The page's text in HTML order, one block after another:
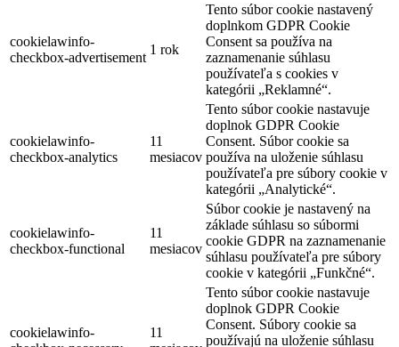
cookielawinfo-
checkbox-advertisement
1 rok
Tento súbor cookie nastavený
doplnkom GDPR Cookie
Consent sa používa na
zaznamenanie súhlasu
používateľa s cookies v
kategórii „Reklamné“.
cookielawinfo-
checkbox-analytics
11
mesiacov
Tento súbor cookie nastavuje
doplnok GDPR Cookie
Consent. Súbor cookie sa
používa na uloženie súhlasu
používateľa pre súbory cookie v
kategórii „Analytické“.
cookielawinfo-
checkbox-functional
11
mesiacov
Súbor cookie je nastavený na
základe súhlasu so súbormi
cookie GDPR na zaznamenanie
súhlasu používateľa pre súbory
cookie v kategórii „Funkčné“.
cookielawinfo-
11
Tento súbor cookie nastavuje
doplnok GDPR Cookie
Consent. Súbory cookie sa
používajú na uloženie súhlasu